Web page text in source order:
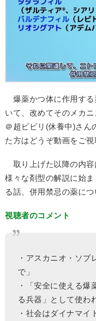
爆薬かつ体に作用する
いて、改めてそのメカ
＠超ビビリ(休養中)さん
た方はどうぞ動画をご視
取り上げた以降の内容
様々な剤型の解説に始
る話、併用禁忌の薬に
視聴者のコメント
・アスカニオ・ソブ
で」
・「安全に使える爆
る兵器」として使わ
・社会はダイナマイ